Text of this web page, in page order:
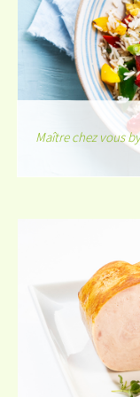
Maître chez vous